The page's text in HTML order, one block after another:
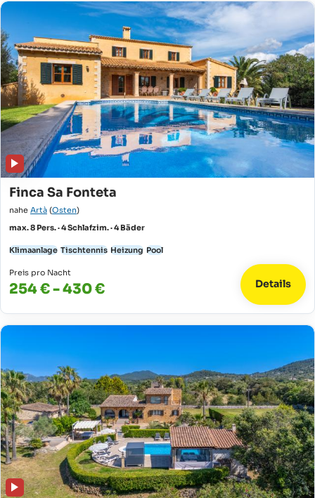
Finca Sa Fonteta
nahe Artà (Osten)
max. 8 Pers. · 4 Schlafzim. · 4 Bäder
Klimaanlage Tischtennis Heizung Pool
Preis pro Nacht
254 € - 430 € Details